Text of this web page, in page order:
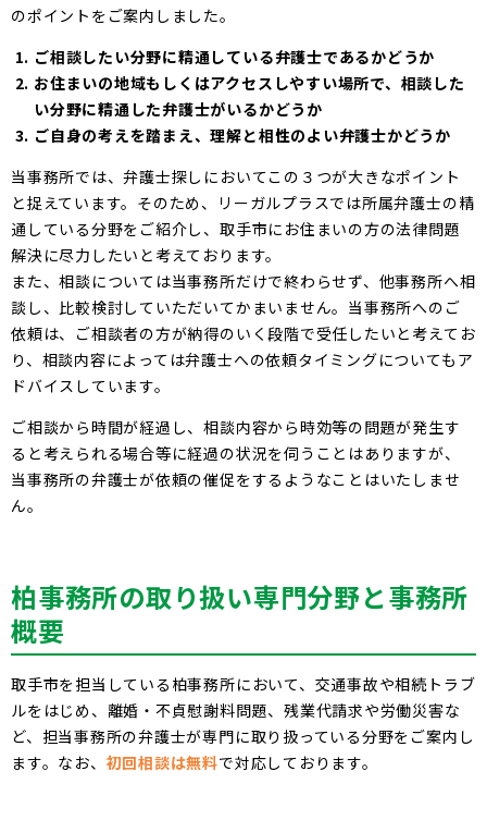
のポイントをご案内しました。
ご相談したい分野に精通している弁護士であるかどうか
お住まいの地域もしくはアクセスしやすい場所で、相談した
い分野に精通した弁護士がいるかどうか
ご自身の考えを踏まえ、理解と相性のよい弁護士かどうか
当事務所では、弁護士探しにおいてこの３つが大きなポイント
と捉えています。そのため、リーガルプラスでは所属弁護士の精
通している分野をご紹介し、取手市にお住まいの方の法律問題
解決に尽力したいと考えております。
また、相談については当事務所だけで終わらせず、他事務所へ相
談し、比較検討していただいてかまいません。当事務所へのご
依頼は、ご相談者の方が納得のいく段階で受任したいと考えてお
り、相談内容によっては弁護士への依頼タイミングについてもア
ドバイスしています。
ご相談から時間が経過し、相談内容から時効等の問題が発生す
ると考えられる場合等に経過の状況を伺うことはありますが、
当事務所の弁護士が依頼の催促をするようなことはいたしませ
ん。
柏事務所の取り扱い専門分野と事務所
概要
取手市を担当している柏事務所において、交通事故や相続トラブ
ルをはじめ、離婚・不貞慰謝料問題、残業代請求や労働災害な
ど、担当事務所の弁護士が専門に取り扱っている分野をご案内し
ます。なお、 初回相談は無料で対応しております。